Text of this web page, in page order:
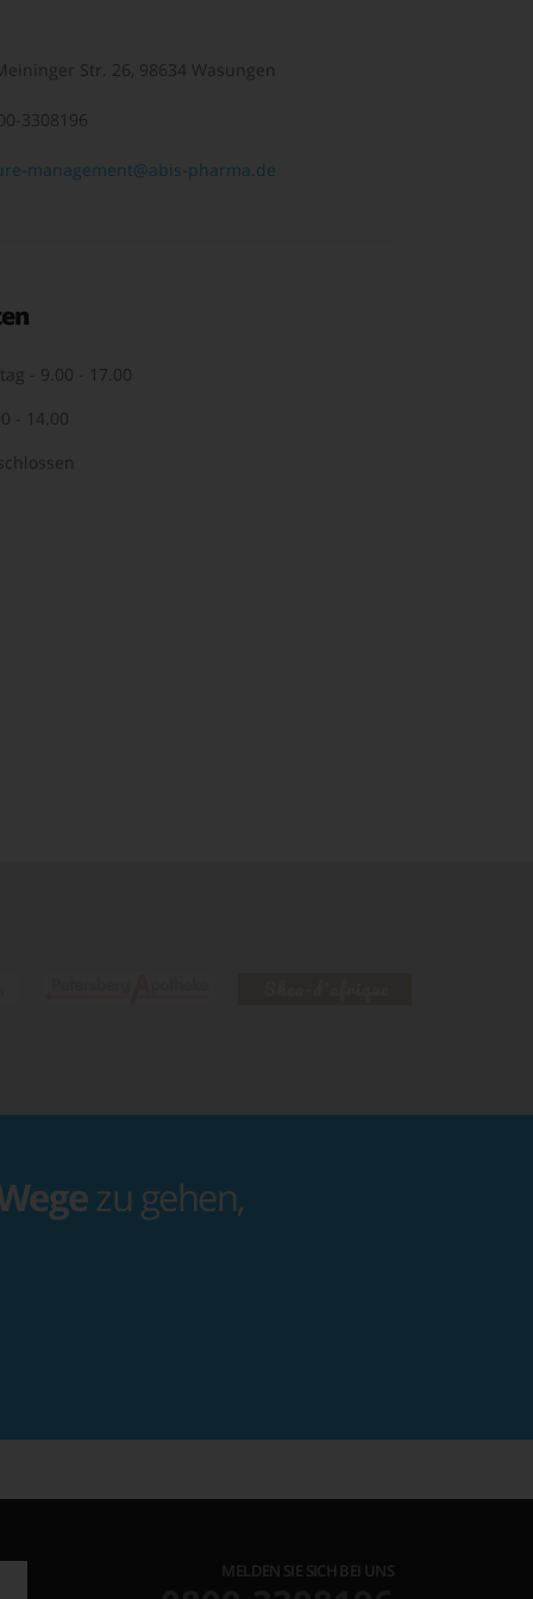
Str. 26, 98634 Wasungen
3308196
management@abis-pharma.de
- 9.00 - 17.00
- 14.00
zu gehen,
MELDEN SIE SICH BEI UNS